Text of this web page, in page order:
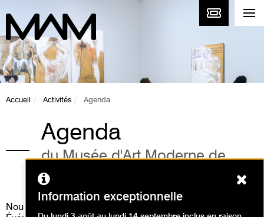
Accueil Activités Agenda
Agenda
du Musée d'Art Moderne de
Paris
Nous vous invitons aussi à consulter
Information exceptionnelle